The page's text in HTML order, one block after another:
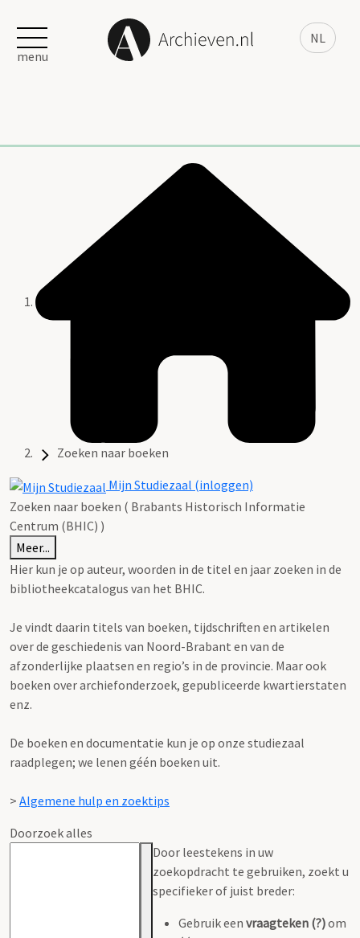
NL
menu
Zoeken naar boeken
Mijn Studiezaal (inloggen)
Zoeken naar boeken ( Brabants Historisch Informatie
Centrum (BHIC) )
Meer...
Hier kun je op auteur, woorden in de titel en jaar zoeken in de
bibliotheekcatalogus van het BHIC.
Je vindt daarin titels van boeken, tijdschriften en artikelen
over de geschiedenis van Noord-Brabant en van de
afzonderlijke plaatsen en regio’s in de provincie. Maar ook
boeken over archiefonderzoek, gepubliceerde kwartierstaten
enz.
De boeken en documentatie kun je op onze studiezaal
raadplegen; we lenen géén boeken uit.
> Algemene hulp en zoektips
Doorzoek alles
Door leestekens in uw
zoekopdracht te gebruiken, zoekt u
specifieker of juist breder:
Gebruik een vraagteken (?)om